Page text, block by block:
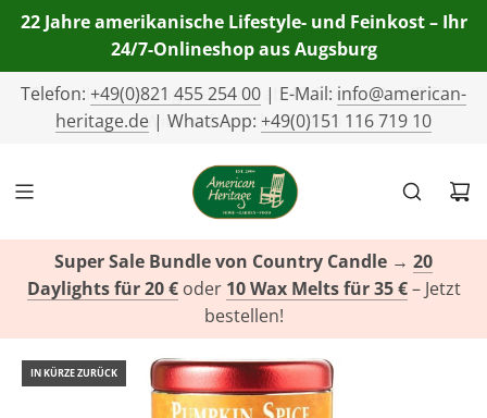
22 Jahre amerikanische Lifestyle- und Feinkost – Ihr
24/7-Onlineshop aus Augsburg
Telefon: +49(0)821 455 254 00 | E-Mail: info@american-
heritage.de | WhatsApp: +49(0)151 116 719 10
Super Sale Bundle von Country Candle → 20
Daylights für 20 €oder 10 Wax Melts für 35 €– Jetzt
bestellen!
IN KÜRZE ZURÜCK